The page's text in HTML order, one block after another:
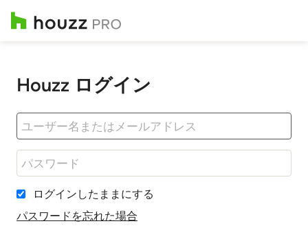
Houzz ログイン
ログインしたままにする
パスワードを忘れた場合